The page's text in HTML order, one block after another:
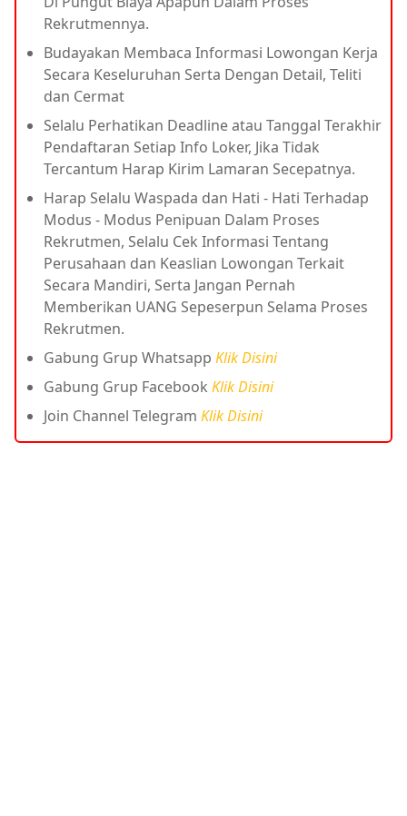
Rekrutmennya.
Budayakan Membaca Informasi Lowongan Kerja
Secara Keseluruhan Serta Dengan Detail, Teliti
dan Cermat
Selalu Perhatikan Deadline atau Tanggal Terakhir
Pendaftaran Setiap Info Loker, Jika Tidak
Tercantum Harap Kirim Lamaran Secepatnya.
Harap Selalu Waspada dan Hati - Hati Terhadap
Modus - Modus Penipuan Dalam Proses
Rekrutmen, Selalu Cek Informasi Tentang
Perusahaan dan Keaslian Lowongan Terkait
Secara Mandiri, Serta Jangan Pernah
Memberikan UANG Sepeserpun Selama Proses
Rekrutmen.
Gabung Grup Whatsapp Klik Disini
Gabung Grup Facebook Klik Disini
Join Channel Telegram Klik Disini